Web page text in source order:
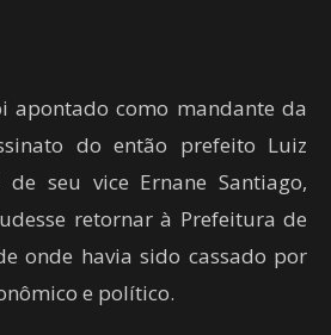
apontado como mandante da
do então prefeito Luiz
de seu vice Ernane Santiago,
retornar à Prefeitura de
onde havia sido cassado por
e político.